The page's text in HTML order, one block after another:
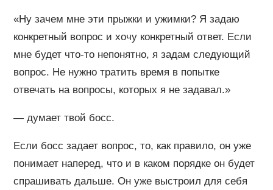
«Ну зачем мне эти прыжки и ужимки? Я задаю
конкретный вопрос и хочу конкретный ответ. Если
мне будет что-то непонятно, я задам следующий
вопрос. Не нужно тратить время в попытке
отвечать на вопросы, которых я не задавал.»
— думает твой босс.
Если босс задает вопрос, то, как правило, он уже
понимает наперед, что и в каком порядке он будет
спрашивать дальше. Он уже выстроил для себя